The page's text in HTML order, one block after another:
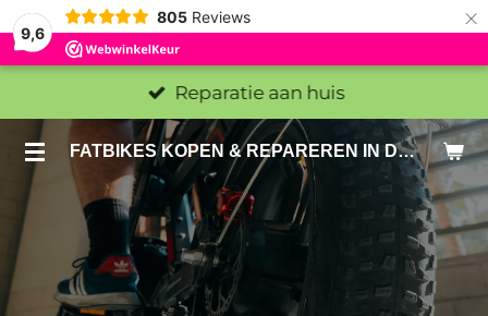
9,6
805 Reviews ×
FATBIKES KOPEN & REPAREREN IN DEN HAAG EN ZOETERMEER - SACHE BIKES
Reparatie aan huis